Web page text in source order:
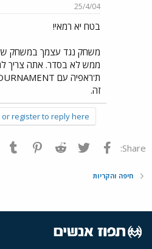
25/4/04
בטח יא רמאי!
משחק נגד עצמך במשחק
ממש לא בסדר. אתה צריך
זה.
register to reply here.
Share: פייסבוק Twitter
Reddit
חיפה והקריות